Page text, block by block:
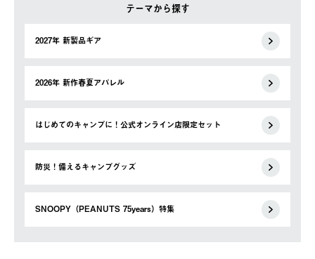
テーマから探す
2027年 新製品ギア
2026年 新作春夏アパレル
はじめてのキャンプに！公式オンライン店限定セット
防災！備えるキャンプグッズ
SNOOPY（PEANUTS 75years）特集